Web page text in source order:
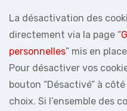
La désactivation des
directement via la page “
personnelles” mis en
Pour désactiver vos
bouton “Désactivé” à
choix. Si l’ensemble des